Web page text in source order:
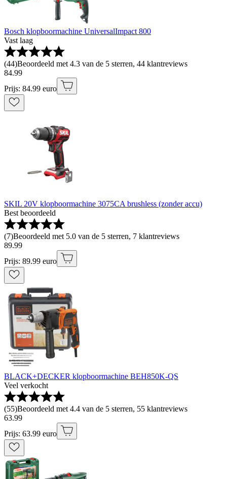
Bosch klopboormachine UniversalImpact 800
Vast laag
(44)Beoordeeld met 4.3 van de 5 sterren, 44 klantreviews
84.99
Prijs: 84.99 euro
SKIL 20V klopboormachine 3075CA brushless (zonder accu)
Best beoordeeld
(7)Beoordeeld met 5.0 van de 5 sterren, 7 klantreviews
89.99
Prijs: 89.99 euro
BLACK+DECKER klopboormachine BEH850K-QS
Veel verkocht
(55)Beoordeeld met 4.4 van de 5 sterren, 55 klantreviews
63.99
Prijs: 63.99 euro